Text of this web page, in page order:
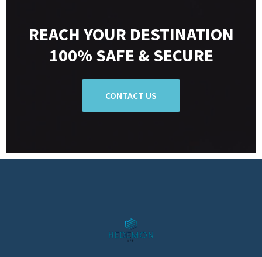
REACH YOUR DESTINATION
100% SAFE & SECURE
CONTACT US